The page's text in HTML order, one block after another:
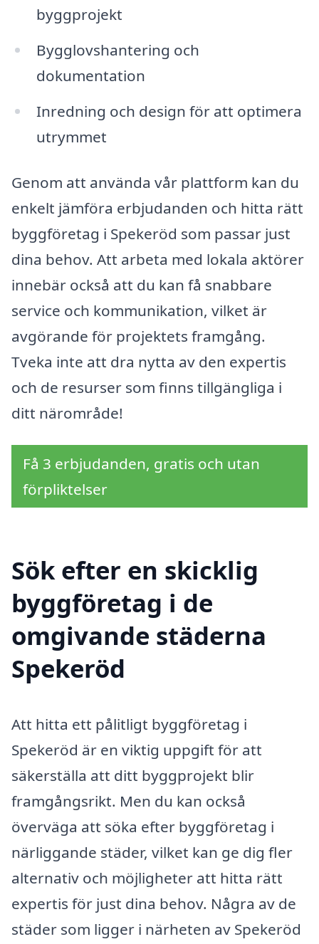
byggprojekt
Bygglovshantering och
dokumentation
Inredning och design för att optimera
utrymmet
Genom att använda vår plattform kan du
enkelt jämföra erbjudanden och hitta rätt
byggföretag i Spekeröd som passar just
dina behov. Att arbeta med lokala aktörer
innebär också att du kan få snabbare
service och kommunikation, vilket är
avgörande för projektets framgång.
Tveka inte att dra nytta av den expertis
och de resurser som finns tillgängliga i
ditt närområde!
Få 3 erbjudanden, gratis och utan
förpliktelser
Sök efter en skicklig
byggföretag i de
omgivande städerna
Spekeröd
Att hitta ett pålitligt byggföretag i
Spekeröd är en viktig uppgift för att
säkerställa att ditt byggprojekt blir
framgångsrikt. Men du kan också
överväga att söka efter byggföretag i
närliggande städer, vilket kan ge dig fler
alternativ och möjligheter att hitta rätt
expertis för just dina behov. Några av de
städer som ligger i närheten av Spekeröd